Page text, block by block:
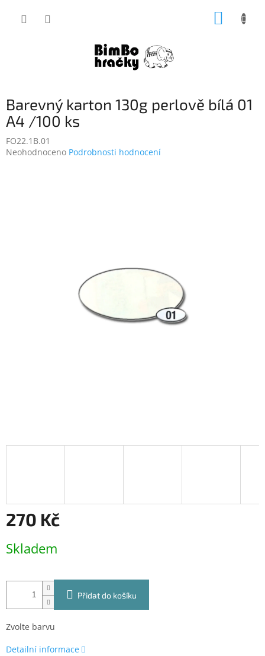
Barevný karton 130g perlově bílá 01
A4 /100 ks
FO22.1B.01
Průměrné
Neohodnoceno Podrobnosti hodnocení
270 Kč
cena:
Skladem
Přidat do košíku
Zvolte barvu
Detailní informace